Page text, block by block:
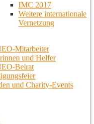
IMC 2017
Weitere internationale
Vernetzung
Mitarbeiter
und Helfer
Beirat
und Charity-Events